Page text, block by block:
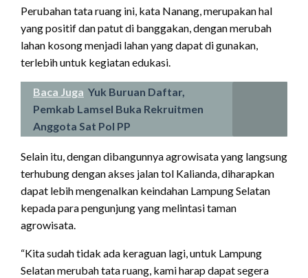
Perubahan tata ruang ini, kata Nanang, merupakan hal
yang positif dan patut di banggakan, dengan merubah
lahan kosong menjadi lahan yang dapat di gunakan,
terlebih untuk kegiatan edukasi.
Baca Juga Yuk Buruan Daftar,
Pemkab Lamsel Buka Rekruitmen
Anggota Sat Pol PP
Selain itu, dengan dibangunnya agrowisata yang langsung
terhubung dengan akses jalan tol Kalianda, diharapkan
dapat lebih mengenalkan keindahan Lampung Selatan
kepada para pengunjung yang melintasi taman
agrowisata.
“Kita sudah tidak ada keraguan lagi, untuk Lampung
Selatan merubah tata ruang, kami harap dapat segera